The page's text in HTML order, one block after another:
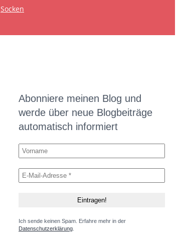
Socken
Abonniere meinen Blog und
werde über neue Blogbeiträge
automatisch informiert
Ich sende keinen Spam. Erfahre mehr in der
Datenschutzerklärung